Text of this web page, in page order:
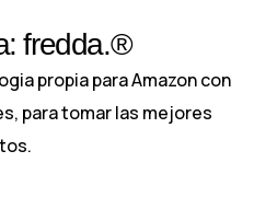
fredda.®
propia para Amazon con
para tomar las mejores